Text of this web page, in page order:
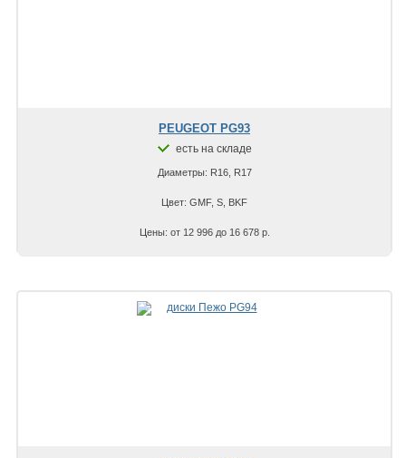
PEUGEOT PG93
есть на складе
Диаметры: R16, R17
Цвет: GMF, S, BKF
Цены: от 12 996 до 16 678 р.